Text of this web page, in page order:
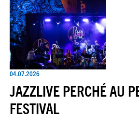
04.07.2026
JAZZLIVE PERCHÉ AU
FESTIVAL